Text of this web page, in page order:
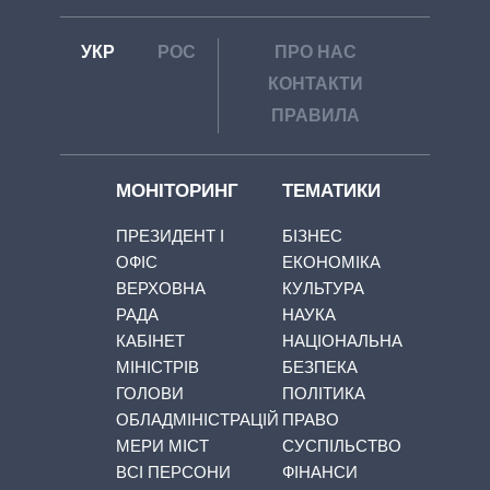
УКР РОС
ПРО НАС
КОНТАКТИ
ПРАВИЛА
МОНІТОРИНГ
ПРЕЗИДЕНТ І
ОФІС
ВЕРХОВНА
РАДА
КАБІНЕТ
МІНІСТРІВ
ГОЛОВИ
ОБЛАДМІНІСТРАЦІЙ
МЕРИ МІСТ
ВСІ ПЕРСОНИ
ТЕМАТИКИ
БІЗНЕС
ЕКОНОМІКА
КУЛЬТУРА
НАУКА
НАЦІОНАЛЬНА
БЕЗПЕКА
ПОЛІТИКА
ПРАВО
СУСПІЛЬСТВО
ФІНАНСИ